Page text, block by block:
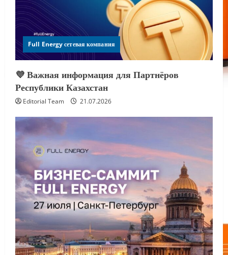
Full Energy сетевая компания
💜 Важная информация для Партнёров
Республики Казахстан
Editorial Team 21.07.2026